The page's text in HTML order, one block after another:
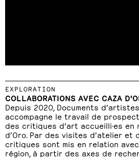
EXPLORATION
COLLABORATIONS AVEC CAZA
Depuis 2020, Documents
accompagne le travail de
des critiques d’art accueilli·es en
d’Oro. Par des visites d’atelier et
critiques sont mis en relation
région, à partir des axes de